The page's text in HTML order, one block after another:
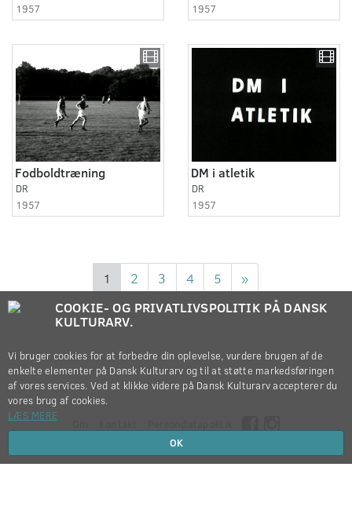
1957
1957
Fodboldtræning
DR
1957
DM i atletik
DR
1957
1 2 3 4 5 »
Copyright © 2012-2026
COOKIE- OG PRIVATLIVSPOLITIK PÅ DANSK
KULTURARV.
Vi bruger cookies for at forbedre din oplevelse, vurdere brugen af de
enkelte elementer på Dansk Kulturarv og til at støtte markedsføringen
af vores services. Ved at klikke videre på Dansk Kulturarv accepterer du
vores brug af cookies.
LÆS MERE
OK